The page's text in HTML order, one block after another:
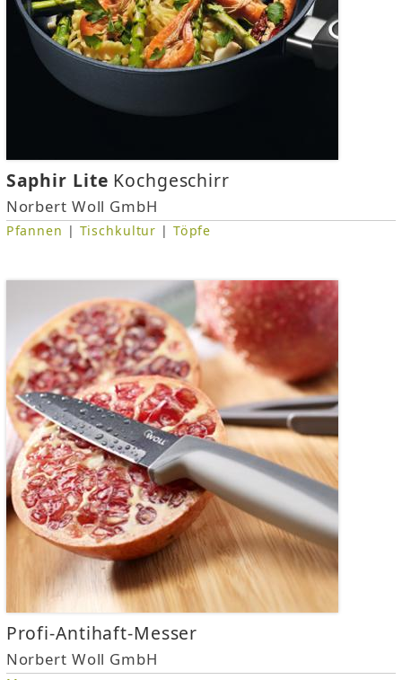
d
r
Saphir Lite Kochgeschirr
Norbert Woll GmbH
Pfannen | Tischkultur | Töpfe
Profi-Antihaft-Messer
Norbert Woll GmbH